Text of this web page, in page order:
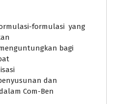
formulasi yang
bagi
dan
Com-Ben